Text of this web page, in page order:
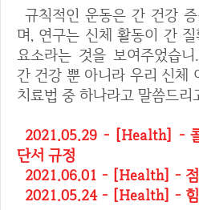
규칙적인 운동은 간 건강 증진에 도움을 줄 수 있으
며, 연구는 신체 활동이 간
요소라는 것을 보여주었습
간 건강 뿐 아니라 우리 신체
치료법 중 하나라고 말씀드리
2021.05.29 - [Health] - 콜린성 두드러기 군대 진
단서 규정
2021.06.01 - [Health] -
2021.05.24 - [Health] -